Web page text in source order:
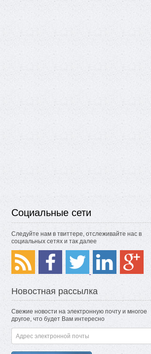
Социальные сети
Следуйте нам в твиттере, отслеживайте нас в
социальных сетях и так далее
Новостная рассылка
Свежие новости на электронную почту и многое
другое, что будет Вам интересно